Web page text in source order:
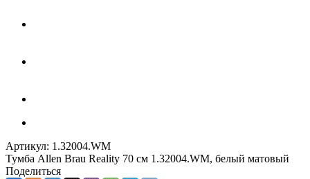
Артикул: 1.32004.WM
Тумба Allen Brau Reality 70 см 1.32004.WM, белый матовый
Поделиться